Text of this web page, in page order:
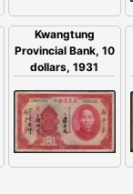
Kwangtung
Provincial Bank, 10
dollars, 1931